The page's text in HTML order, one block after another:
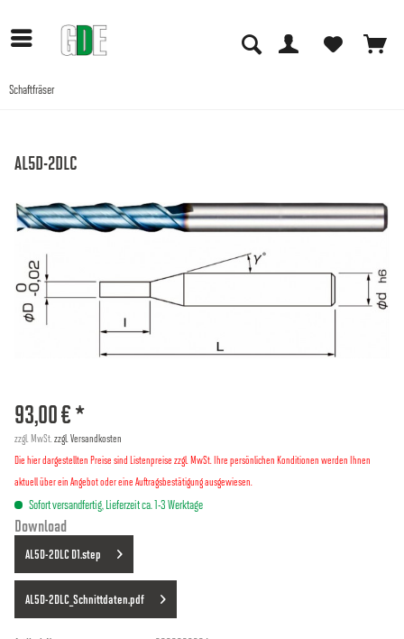
Schaftfräser
AL5D-2DLC
93,00 € *
zzgl. MwSt. zzgl. Versandkosten
Die hier dargestellten Preise sind Listenpreise zzgl. MwSt. Ihre persönlichen Konditionen werden Ihnen
aktuell über ein Angebot oder eine Auftragsbestätigung ausgewiesen.
Sofort versandfertig, Lieferzeit ca. 1-3 Werktage
Download
AL5D-2DLC D1.step
AL5D-2DLC_Schnittdaten.pdf